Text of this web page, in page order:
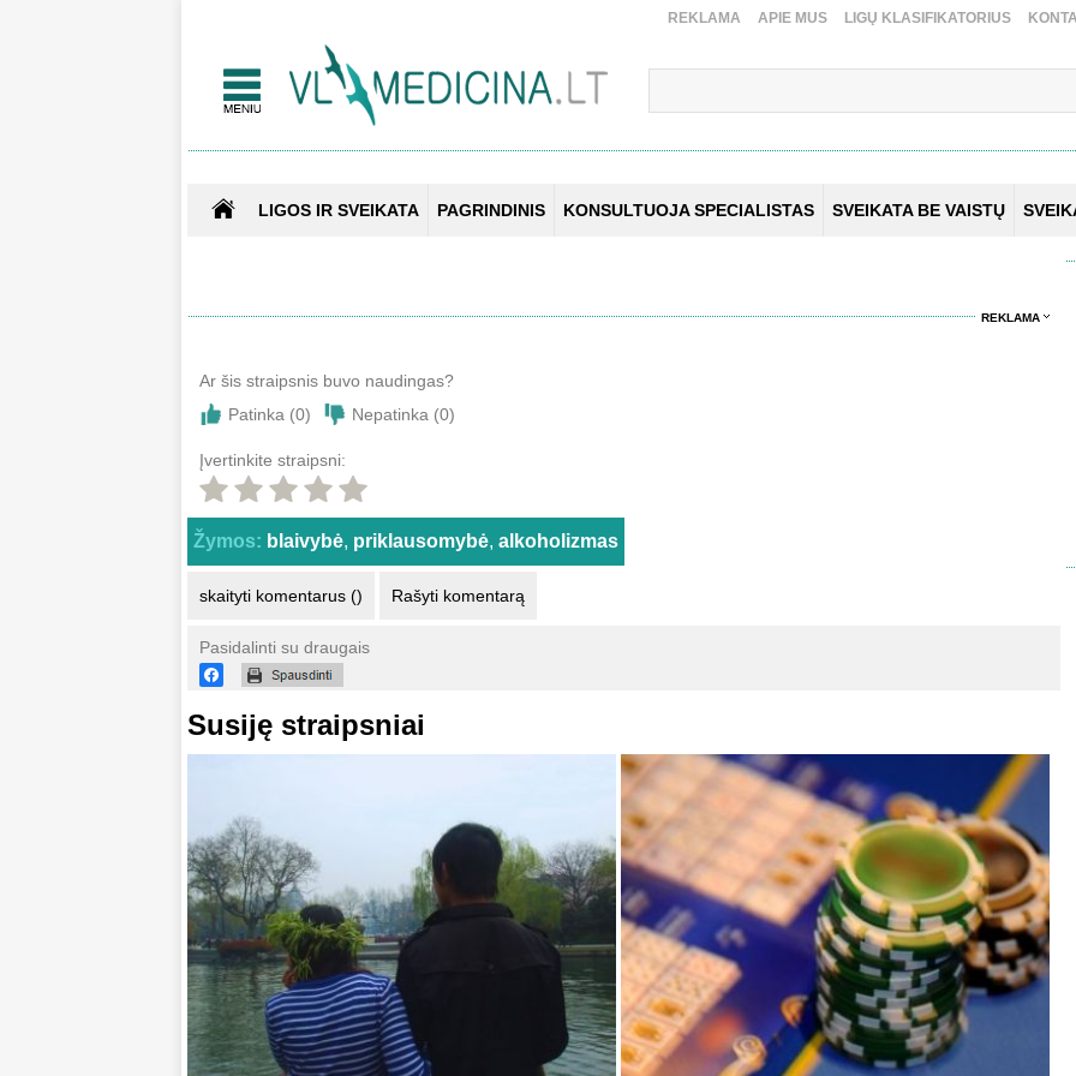
REKLAMA APIE MUS LIGŲ KLASIFIKATORIUS
LIGOS IR SVEIKATA PAGRINDINIS KONSULTUOJA SPECIALISTAS SVEIKATA BE VAISTŲ
REKLAMA
Ar šis straipsnis buvo naudingas?
Patinka (0) Nepatinka (0)
Įvertinkite straipsni:
Žymos: blaivybė, priklausomybė, alkoholizmas
skaityti komentarus () Rašyti komentarą
Pasidalinti su draugais
Susiję straipsniai